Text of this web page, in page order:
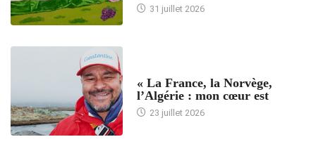
31 juillet 2026
« La France, la Norvège,
l’Algérie : mon cœur est
23 juillet 2026